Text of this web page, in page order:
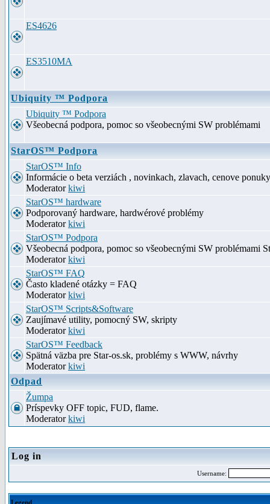
ES4626
ES3510MA
Ubiquity ™ Podpora
Ubiquity ™ Podpora
Všeobecná podpora, pomoc so všeobecnými SW problémami
StarOS™ Podpora
StarOS™ Info
Informácie o beta verziách , novinkach, zlavach, cenove ponuky
Moderatorkiwi
StarOS™ hardware
Podporovaný hardware, hardwérové problémy
Moderatorkiwi
StarOS™ Podpora
Všeobecná podpora, pomoc so všeobecnými SW problémami
Moderatorkiwi
StarOS™ FAQ
Často kladené otázky = FAQ
Moderatorkiwi
StarOS™ Scripts&Software
Zaujímavé utility, pomocný SW, skripty
Moderatorkiwi
StarOS™ Feedback
Spätná väzba pre Star-os.sk, problémy s WWW, návrhy
Moderatorkiwi
Odpad
Žumpa
Príspevky OFF topic, FUD, flame.
Moderatorkiwi
Log in
Username:
Legend